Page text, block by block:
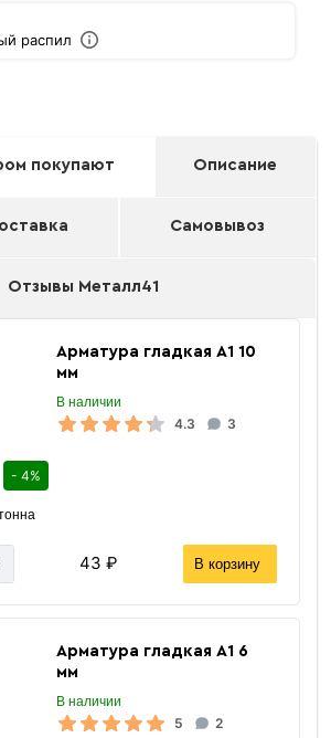
распил
покупают Описание
Самовывоз
Отзывы Металл41
Арматура гладкая А1 10
мм
В наличии
4.3 3
- 4%
43 ₽ В корзину
Арматура гладкая А1 6
мм
В наличии
5 2